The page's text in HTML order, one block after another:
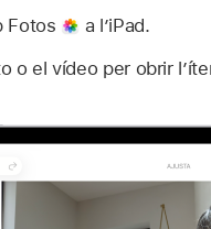
Fotos
a l’iPad.
o el vídeo per obrir